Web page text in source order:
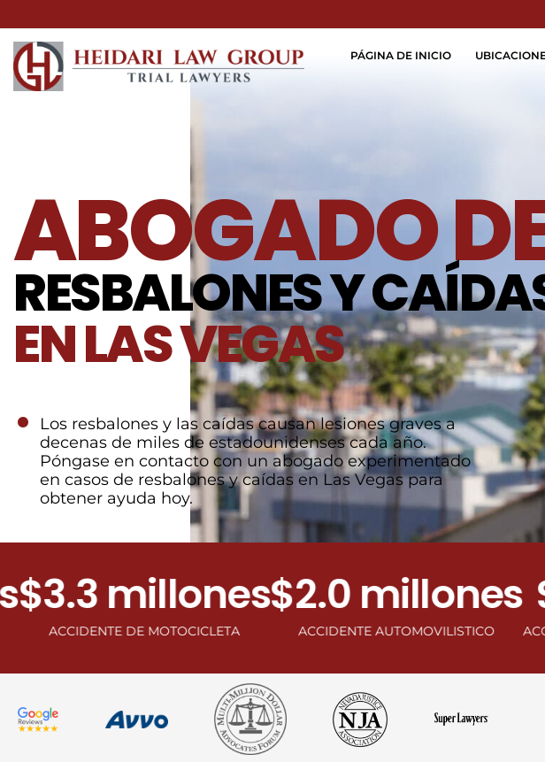
PÁGINA DE INICIO
ABOGADO
RESBALONES Y
EN LAS VEGAS
Los resbalones y las caídas causan lesiones graves a
decenas de miles de estadounidenses cada año.
Póngase en contacto con un abogado experimentado
en casos de resbalones y caídas en Las Vegas para
obtener ayuda hoy.
DE MOTOCICLETA
$2.0 millones
ACCIDENTE AUTOMOVILISTICO
$1.0
ACCIDENTE DE